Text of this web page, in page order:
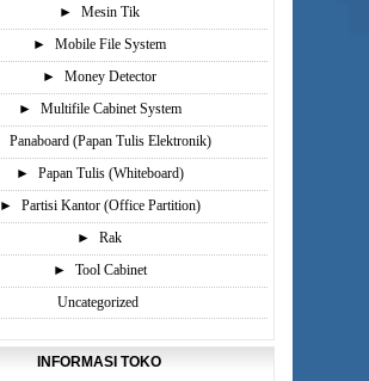
►
Mesin Tik
►
Mobile File System
►
Money Detector
►
Multifile Cabinet System
Panaboard (Papan Tulis Elektronik)
►
Papan Tulis (Whiteboard)
►
Partisi Kantor (Office Partition)
►
Rak
►
Tool Cabinet
Uncategorized
INFORMASI TOKO